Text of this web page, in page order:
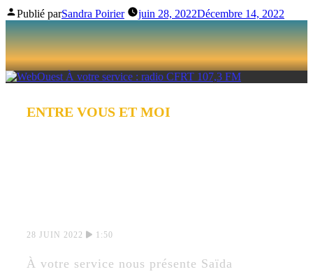
Publié parSandra Poirier juin 28, 2022Décembre 14, 2022
ENTRE VOUS ET MOI
28 JUIN 2022 1:50
À votre service nous présente Saïda